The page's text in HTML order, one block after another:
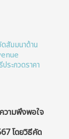
ดสัมมนาด้าน
ะกวดราคา
วามพึงพอใจ
โดยวิธีคัด